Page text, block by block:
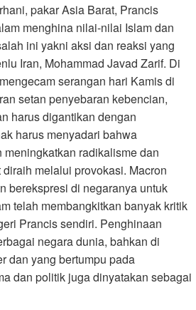
pakar Asia Barat, Prancis
menghina nilai-nilai Islam dan
ini yakni aksi dan reaksi yang
Iran, Mohammad Javad Zarif. Di
serangan hari Kamis di
setan penyebaran kebencian,
harus digantikan dengan
harus menyadari bahwa
radikalisme dan
melalui provokasi. Macron
berekspresi di negaranya untuk
telah membangkitkan banyak kritik
Prancis sendiri. Penghinaan
negara dunia, bahkan di
dan yang bertumpu pada
dan politik juga dinyatakan sebagai